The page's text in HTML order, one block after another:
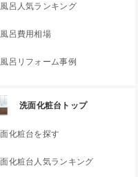
呂人気ランキング
呂費用相場
呂リフォーム事例
洗面化粧台トップ
化粧台を探す
化粧台人気ランキング